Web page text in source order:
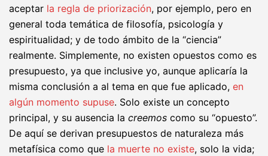
aceptar la regla de priorización, por ejemplo, pero en
general toda temática de filosofía, psicología y
espiritualidad; y de todo ámbito de la “ciencia”
realmente. Simplemente, no existen opuestos como es
presupuesto, ya que inclusive yo, aunque aplicaría la
misma conclusión a al tema en que fue aplicado, en
algún momento supuse. Solo existe un concepto
principal, y su ausencia la creemos como su “opuesto”.
De aquí se derivan presupuestos de naturaleza más
metafísica como que la muerte no existe, solo la vida;